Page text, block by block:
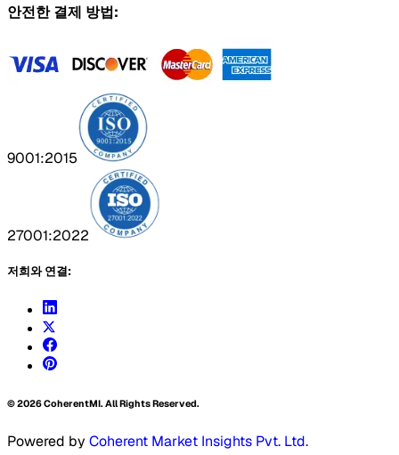
안전한 결제 방법:
9001:2015
27001:2022
저희와 연결:
©2026CoherentMI. All Rights Reserved.
Powered by Coherent Market Insights Pvt. Ltd.